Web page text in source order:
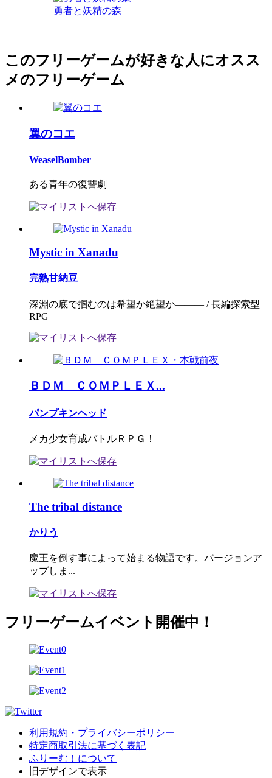
勇者と妖精の森
このフリーゲームが好きな人にオスス
メのフリーゲーム
翼のコエ
WeaselBomber
ある青年の復讐劇
Mystic in Xanadu
完熟甘納豆
深淵の底で掴むのは希望か絶望か――― / 長編探索型
RPG
ＢＤＭ ＣＯＭＰＬＥＸ...
パンプキンヘッド
メカ少女育成バトルＲＰＧ！
The tribal distance
かりう
魔王を倒す事によって始まる物語です。バージョンア
ップしま...
フリーゲームイベント開催中！
利用規約・プライバシーポリシー
特定商取引法に基づく表記
ふりーむ！について
旧デザインで表示